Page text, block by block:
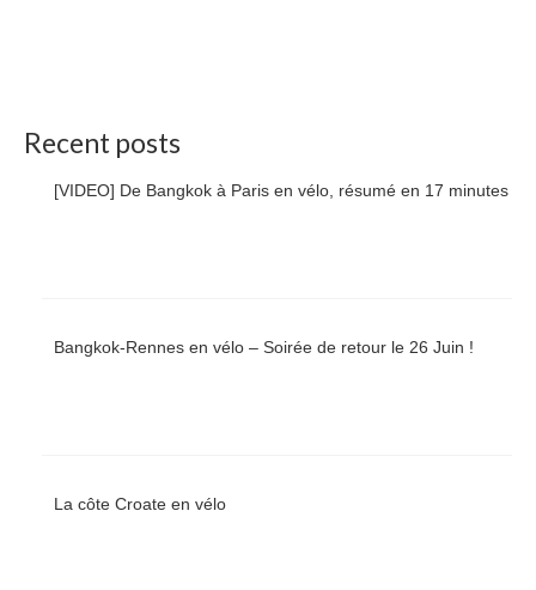
Recent posts
[VIDEO] De Bangkok à Paris en vélo, résumé en 17 minutes
Bangkok-Rennes en vélo – Soirée de retour le 26 Juin !
La côte Croate en vélo